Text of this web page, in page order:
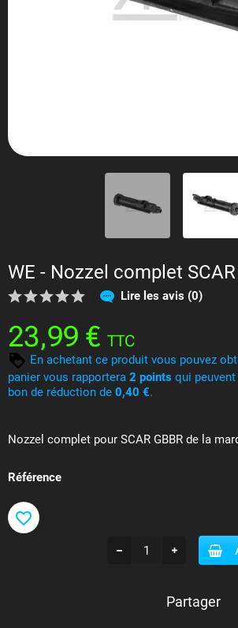
WE - Nozzel complet SCAR
Lire les avis (0)
23,99 € TTC
En achetant ce produit vous pouvez
panier vous rapportera 2 points qui
bon de réduction de 0,40 €.
Nozzel complet pour SCAR GBBR de la
Référence
favorite_border
Partager